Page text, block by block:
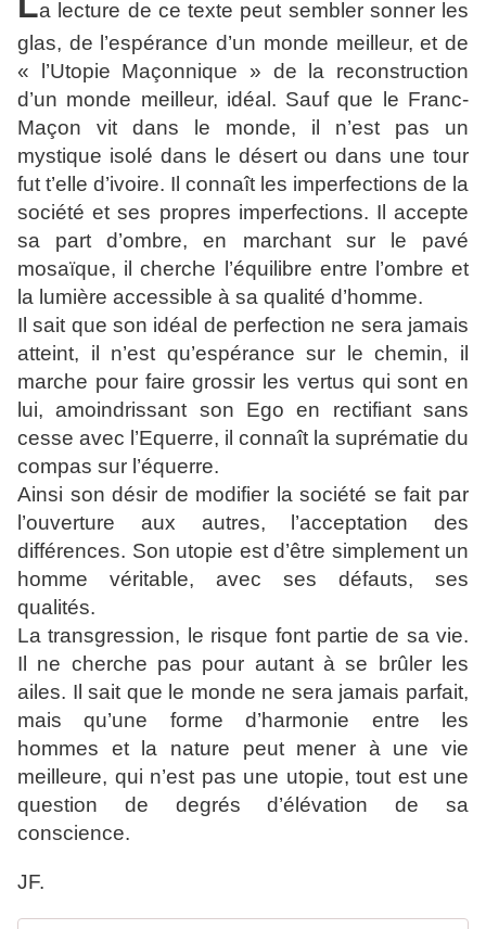
a lecture de ce texte peut sembler sonner les
glas, de l’espérance d’un monde meilleur, et de
« l’Utopie Maçonnique » de la reconstruction
d’un monde meilleur, idéal. Sauf que le Franc-
Maçon vit dans le monde, il n’est pas un
mystique isolé dans le désert ou dans une tour
fut t’elle d’ivoire. Il connaît les imperfections de la
société et ses propres imperfections. Il accepte
sa part d’ombre, en marchant sur le pavé
mosaïque, il cherche l’équilibre entre l’ombre et
la lumière accessible à sa qualité d’homme.
Il sait que son idéal de perfection ne sera jamais
atteint, il n’est qu’espérance sur le chemin, il
marche pour faire grossir les vertus qui sont en
lui, amoindrissant son Ego en rectifiant sans
cesse avec l’Equerre, il connaît la suprématie du
compas sur l’équerre.
Ainsi son désir de modifier la société se fait par
l’ouverture aux autres, l’acceptation des
différences. Son utopie est d’être simplement un
homme véritable, avec ses défauts, ses
qualités.
La transgression, le risque font partie de sa vie.
Il ne cherche pas pour autant à se brûler les
ailes. Il sait que le monde ne sera jamais parfait,
mais qu’une forme d’harmonie entre les
hommes et la nature peut mener à une vie
meilleure, qui n’est pas une utopie, tout est une
question de degrés d’élévation de sa
conscience.
JF.